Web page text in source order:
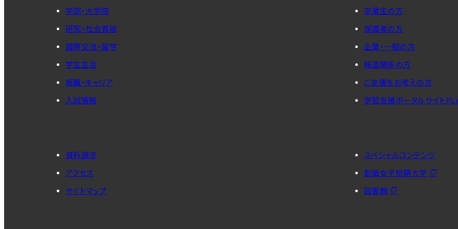
学部・大学院
研究・社会貢献
国際交流・留学
学生生活
就職・キャリア
入試情報
卒業生の方
保護者の方
企業・一般の方
報道関係の方
ご支援をお考えの方
学習支援ポータルサイト
資料請求
アクセス
サイトマップ
スペシャルコンテンツ
創価女子短期大学
図書館